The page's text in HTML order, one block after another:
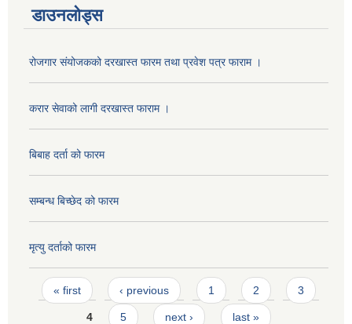
डाउनलोड्स
रोजगार संयोजकको दरखास्त फारम तथा प्रवेश पत्र फाराम ।
करार सेवाको लागी दरखास्त फाराम ।
बिबाह दर्ता को फारम
सम्बन्ध बिच्छेद को फारम
मृत्यु दर्ताको फारम
Pages
« first ‹ previous 1 2 3
4 5 next › last »